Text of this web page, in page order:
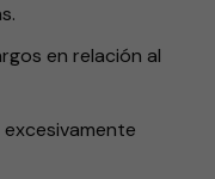
en relación al